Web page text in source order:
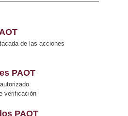
de las acciones
PAOT
verificación
PAOT